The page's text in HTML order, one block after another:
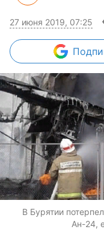
27 июня 2019, 07:25
В Бурятии
Ан-24,